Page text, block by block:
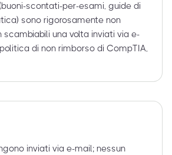
scontati-per-esami, guide di
sono rigorosamente non
scambiabili una volta inviati via e-
di non rimborso di CompTIA,
inviati via e-mail; nessun